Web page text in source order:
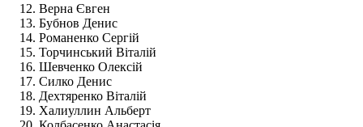
Верна Євген
Бубнов Денис
Романенко Сергій
Торчинський Віталій
Шевченко Олексій
Силко Денис
Дехтяренко Віталій
Халиуллин Альберт